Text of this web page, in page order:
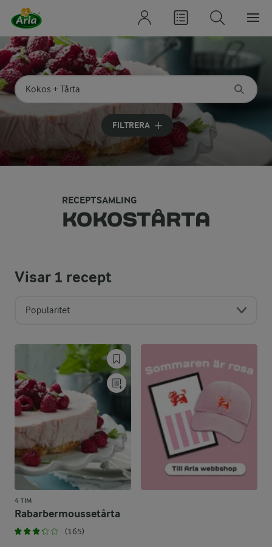
Sök på kategori eller ingrediens
Skriv in sökord för att få förslag
FILTRERA
RECEPTSAMLING
KOKOSTÅRTA
Visar1 recept
Popularitet
4 TIM
Rabarbermoussetårta
(165)